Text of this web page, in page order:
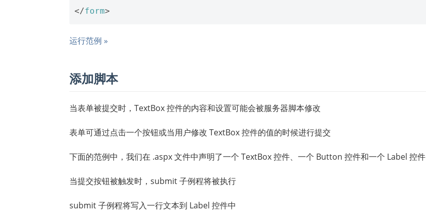
</form>
运行范例 »
添加脚本
当表单被提交时，TextBox 控件的内容和设置可能会被服务器脚本修改
表单可通过点击一个按钮或当用户修改 TextBox 控件的值的时候进行提交
下面的范例中，我们在 .aspx 文件中声明了一个 TextBox 控件、一个 Button 控件和一个 Label 控件
当提交按钮被触发时，submit 子例程将被执行
submit 子例程将写入一行文本到 Label 控件中